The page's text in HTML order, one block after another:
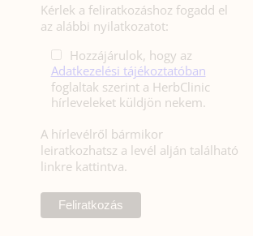
Kérlek a feliratkozáshoz fogadd el
az alábbi nyilatkozatot:
Hozzájárulok, hogy az
Adatkezelési tájékoztatóban
foglaltak szerint a HerbClinic
hírleveleket küldjön nekem.
A hírlevélről bármikor
leiratkozhatsz a levél alján található
linkre kattintva.